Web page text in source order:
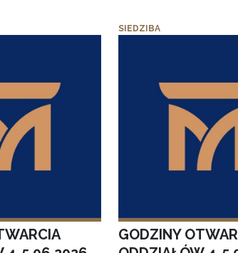
SIEDZIBA
GODZINY